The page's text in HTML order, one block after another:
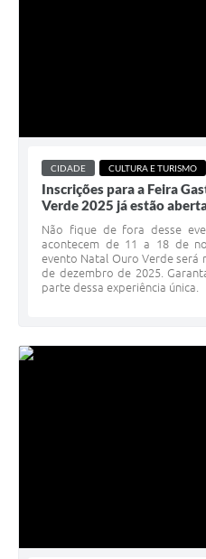
CIDADE CULTURA E TURISMO
Inscrições para a Feira
Verde 2025 já estão
Não fique de fora desse
acontecem de 11 a 18 de
evento Natal Ouro Verde será
de dezembro de 2025.
parte dessa experiência única.